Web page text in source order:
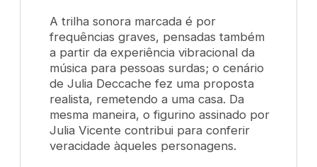
A trilha sonora marcada é por
frequências graves, pensadas também
a partir da experiência vibracional da
música para pessoas surdas; o cenário
de Julia Deccache fez uma proposta
realista, remetendo a uma casa. Da
mesma maneira, o figurino assinado por
Julia Vicente contribui para conferir
veracidade àqueles personagens.